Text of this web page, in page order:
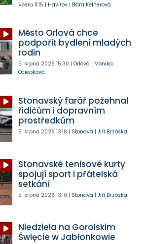
Včera 11:15 | Havířov| Bára Kelnerová
Město Orlová chce
podpořit bydlení mladých
rodin
5. srpna 2026 15:30 | Orlová | Monika
Ociepková
Stonavský farář požehnal
řidičům i dopravním
prostředkům
5. srpna 2026 13:18 | Stonava | Jiří Brzóska
Stonavské tenisové kurty
spojují sport i přátelská
setkání
5. srpna 2026 13:10 | Stonava | Jiří Brzóska
Niedziela na Gorolskim
Święcie w Jabłonkowie